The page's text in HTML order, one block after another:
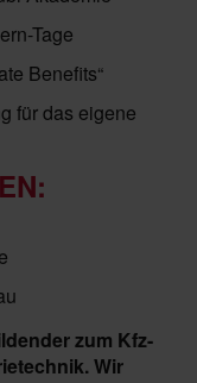
Tage
Benefits“
für das eigene
zum Kfz-
Wir